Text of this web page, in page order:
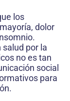
los
dolor
por la
no es tan
social
para